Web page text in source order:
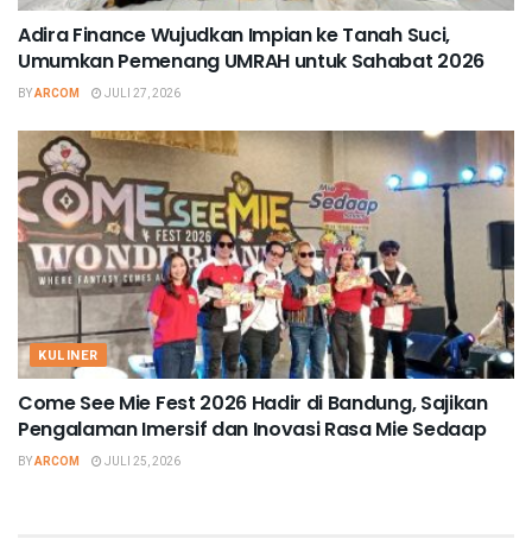
Adira Finance Wujudkan Impian ke Tanah Suci,
Umumkan Pemenang UMRAH untuk Sahabat 2026
BYARCOM JULI 27, 2026
KULINER
Come See Mie Fest 2026 Hadir di Bandung, Sajikan
Pengalaman Imersif dan Inovasi Rasa Mie Sedaap
BYARCOM JULI 25, 2026